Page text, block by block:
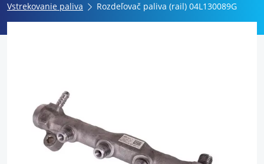
Vstrekovanie paliva
Rozdeľovač paliva (rail) 04L130089G